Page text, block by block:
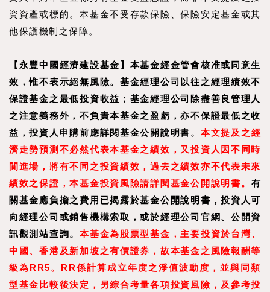
資資產或標的。本基金不受存款保險、保險安定基金或其
他保護機制之保障。
【永豐中國經濟建設基金】本基金經金管會核准或同意生
效，惟不表示絕無風險。基金經理公司以往之經理績效不
保證基金之最低投資收益；基金經理公司除盡善良管理人
之注意義務外，不負責本基金之盈虧，亦不保證最低之收
益，投資人申購前應詳閱基金公開說明書。 本文提及之經
濟走勢預測不必然代表本基金之績效，又投資人因不同時
間進場，將有不同之投資績效，過去之績效亦不代表未來
績效之保證，本基金投資風險請詳閱基金公開說明書。 有
關基金應負擔之費用已揭露於基金公開說明書，投資人可
向經理公司或銷售機構索取，或於經理公司官網、公開資
訊觀測站查詢。本基金為股票型基金，主要投資於台灣、
中國、香港及新加坡之有價證券，故本基金之風險報酬等
級為RR5。RR係計算成立年度之淨值波動度，並與同類
型基金比較後決定，另綜合考量各項投資風險，及參考投